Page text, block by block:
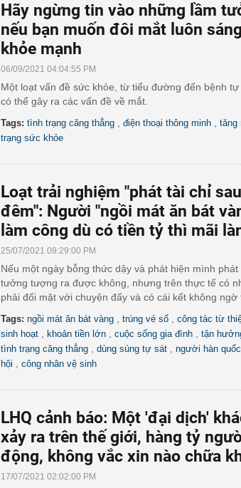
Hãy ngừng tin vào những lầm
nếu bạn muốn đôi mắt luôn
khỏe mạnh
06/09/2021 04:04:55 PM
Một loạt vấn đề sức khỏe, từ tiểu đường đến bệnh tự
có thể gây ra các vấn đề về mắt.
Tags: tình trạng căng thẳng điện thoại thông minh tăng
trạng sức khỏe
Loạt trải nghiệm "phát tài chỉ
đêm": Người "ngồi mát ăn bát
làm công dù có tiền tỷ thì mãi
25/07/2021 09:29:00 PM
Nếu một ngày bỗng thức dậy và phát hiện mình phát
tưởng tượng ra được không, nhưng trên thực tế có
phải đối mặt với chuyện đấy và có cái kết không ngờ
Tags: ngồi mát ăn bát vàng trúng vé số công tác từ
sinh hoạt
khoản tiền lớn cuộc sống gia đình tận
tình trạng căng thẳng dùng súng tự sát người hàn quốc
hội
công nhân vệ sinh
LHQ cảnh báo: Một 'đại dịch'
xảy ra trên thế giới, hàng tỷ
động, không vắc xin nào chữa
17/07/2021 02:02:00 PM